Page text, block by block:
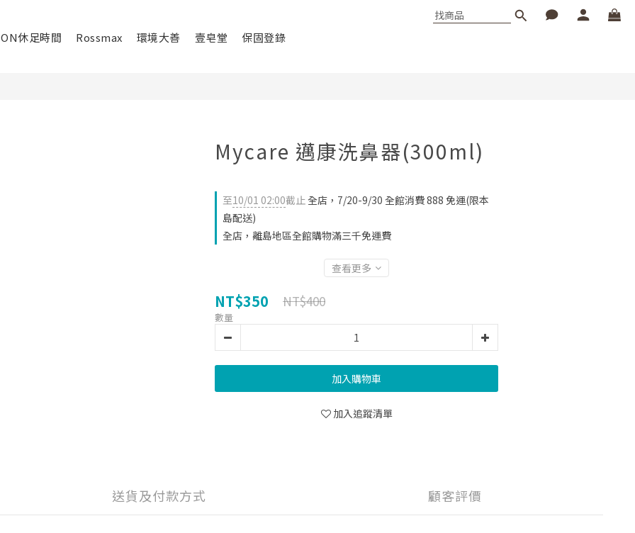
休足時間 Rossmax 環境大善 壹皂堂 保固登錄
Mycare 邁康洗鼻器(300ml)
至10/01 02:00截止全店，7/20-9/30 全館消費 888 免運(限本
島配送)
全店，離島地區全館購物滿三千免運費
查看更多
NT$350 NT$400
數量
加入購物車
加入追蹤清單
送貨及付款方式 顧客評價